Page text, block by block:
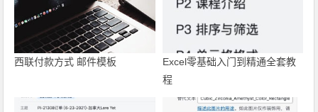
西联付款方式 邮件模板
Excel零基础入门到精通全套教
程